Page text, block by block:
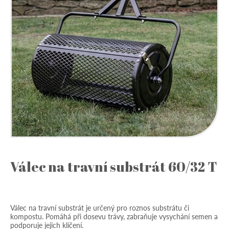
Válec na travní substrát 60/32 T
Válec na travní substrát je určený pro roznos substrátu či
kompostu. Pomáhá při dosevu trávy, zabraňuje vysychání semen a
podporuje jejich klíčení.